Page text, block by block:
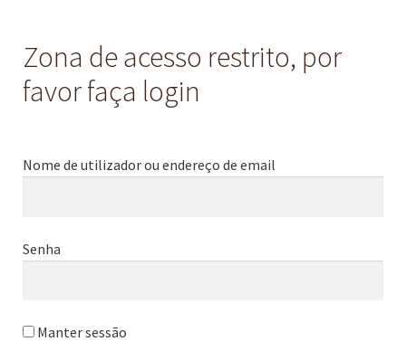
Zona de acesso restrito, por
favor faça login
Nome de utilizador ou endereço de email
Senha
Manter sessão